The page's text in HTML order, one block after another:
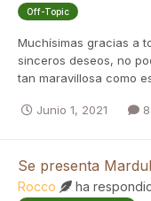
Off-Topic
Muchísimas gracias a
sinceros deseos, no
tan maravillosa como
Junio 1, 2021
Se presenta
Rocco ha